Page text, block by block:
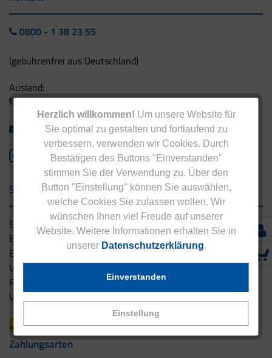
Herzlich willkommen! Um unsere Website für
Sie optimal zu gestalten und fortlaufend zu
verbessern, verwenden wir Cookies. Durch
Bestätigen des Buttons "Einverstanden"
stimmen Sie der Verwendung zu. Über den
Button "Einstellung" können Sie auswählen,
welche Cookies Sie zulassen wollen. Wir
wünschen Ihnen viel Freude auf unserer
Website. Weitere Informationen erhalten Sie in
unserer Datenschutzerklärung.
Einstellung
Einverstanden
0800 - 1 38 23 55
(gebührenfrei aus Deutschland)
Ausland:
+49 - 5042 940 660
info@eucell.de
Service & Versand
Eucell Gesundheitsservice
Eucell Ernährungscoach
Eucell Fitness Coach
Versandbedingungen
Rücksendung
Versandpartner innerhalb Deutschlands
Zahlungsarten